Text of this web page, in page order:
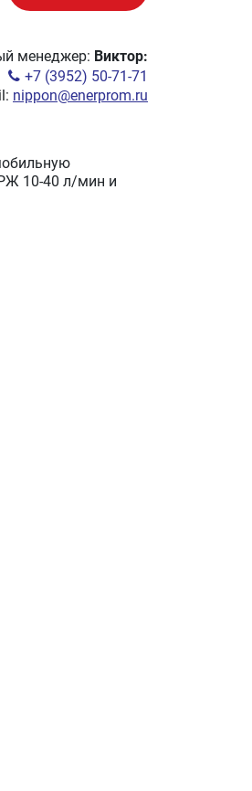
менеджер: Виктор:
+7 (3952) 50-71-71
nippon@enerprom.ru
10-40 л/мин и